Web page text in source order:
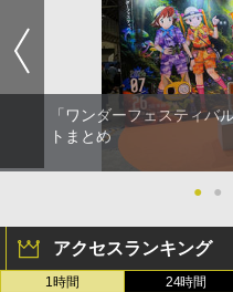
「ワンダーフェスティバ
トまとめ
● ●
アクセスランキング
1時間 24時間